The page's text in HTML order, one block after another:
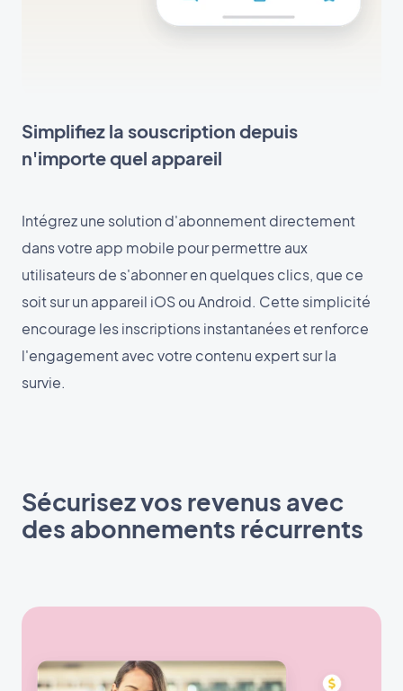
Simplifiez la souscription depuis
n'importe quel appareil
Intégrez une solution d'abonnement directement
dans votre app mobile pour permettre aux
utilisateurs de s'abonner en quelques clics, que ce
soit sur un appareil iOS ou Android. Cette simplicité
encourage les inscriptions instantanées et renforce
l'engagement avec votre contenu expert sur la
survie.
Sécurisez vos revenus avec
des abonnements récurrents